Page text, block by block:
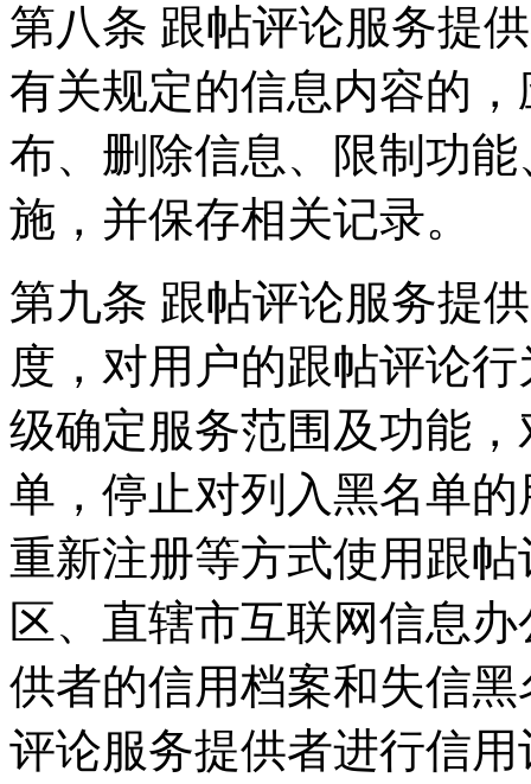
第八条 跟帖评论服务提
有关规定的信息内容的
布、删除信息、限制功
施，并保存相关记录。
第九条 跟帖评论服务提
度，对用户的跟帖评论
级确定服务范围及功能
单，停止对列入黑名单
重新注册等方式使用跟
区、直辖市互联网信息
供者的信用档案和失信
评论服务提供者进行信用